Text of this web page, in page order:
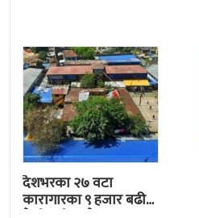
देशभरका २७ वटा
कारागारका ९ हजार बढी